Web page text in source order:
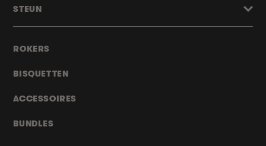
ROKERS
BISQUETTEN
ACCESSOIRES
BUNDLES
STEUN